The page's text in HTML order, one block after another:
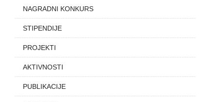
NAGRADNI KONKURS
STIPENDIJE
PROJEKTI
AKTIVNOSTI
PUBLIKACIJE